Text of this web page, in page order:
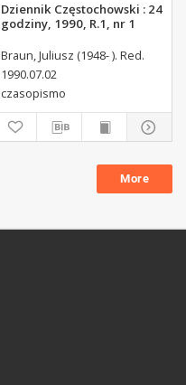
Dziennik Częstochowski : 24
godziny, 1990, R.1, nr 1
Braun, Juliusz (1948- ). Red.
1990.07.02
czasopismo
More